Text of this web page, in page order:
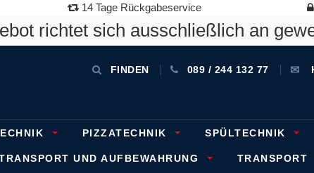
14 Tage Rückgabeservice
richtet sich ausschließlich an
FINDEN 089 / 244 132 77
PIZZATECHNIK SPÜLTECHNIK
UND AUFBEWAHRUNG TRANSPORT